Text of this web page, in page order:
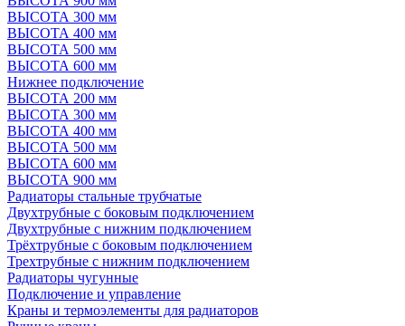
ВЫСОТА 300 мм
ВЫСОТА 400 мм
ВЫСОТА 500 мм
ВЫСОТА 600 мм
Нижнее подключение
ВЫСОТА 200 мм
ВЫСОТА 300 мм
ВЫСОТА 400 мм
ВЫСОТА 500 мм
ВЫСОТА 600 мм
ВЫСОТА 900 мм
Радиаторы стальные трубчатые
Двухтрубные с боковым подключением
Двухтрубные с нижним подключением
Трёхтрубные с боковым подключением
Трехтрубные с нижним подключением
Радиаторы чугунные
Подключение и управление
Краны и термоэлементы для радиаторов